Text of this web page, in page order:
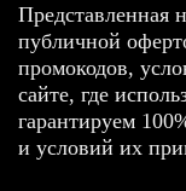
Представленная
публичной
промокодов,
сайте, где
гарантируем
и условий их